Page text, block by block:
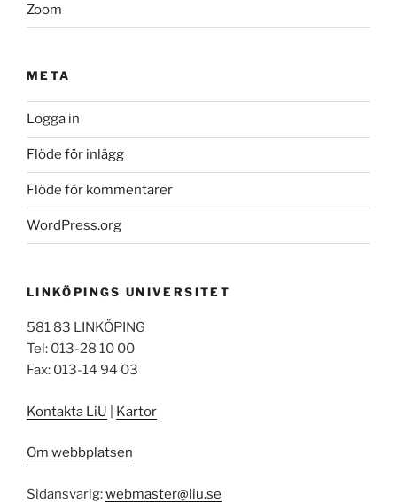
Zoom
META
Logga in
Flöde för inlägg
Flöde för kommentarer
WordPress.org
LINKÖPINGS UNIVERSITET
581 83 LINKÖPING
Tel: 013-28 10 00
Fax: 013-14 94 03
Kontakta LiU Kartor
Om webbplatsen
Sidansvarig:webmaster@liu.se